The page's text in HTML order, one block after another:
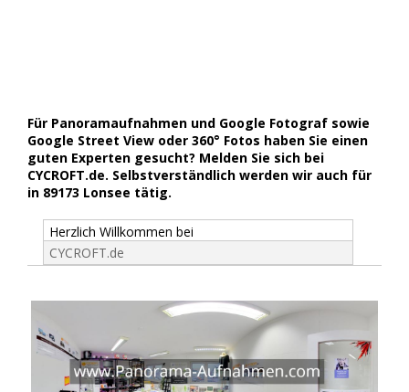
Für Panoramaufnahmen und Google Fotograf sowie
Google Street View oder 360° Fotos haben Sie einen
guten Experten gesucht? Melden Sie sich bei
CYCROFT.de. Selbstverständlich werden wir auch für
in 89173 Lonsee tätig.
Herzlich Willkommen bei
CYCROFT.de